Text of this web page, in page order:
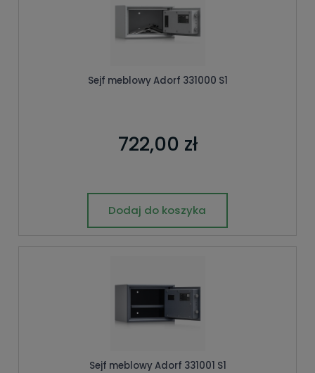
Sejf meblowy Adorf 331000 S1
722,00 zł
Dodaj do koszyka
Sejf meblowy Adorf 331001 S1